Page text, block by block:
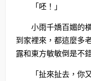
「呸！」
小雨千嬌百媚的
到家裡來，都這麼多
露和東方敏敏倒是不
「扯來扯去，你